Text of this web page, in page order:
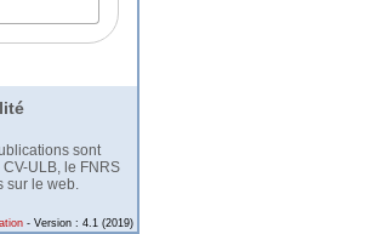
sont
ULB, le FNRS
sur le web.
- Version : 4.1 (2019)